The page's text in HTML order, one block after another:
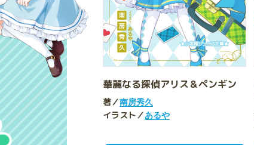
華麗なる探偵アリス＆ペンギン
著／南房秀久
イラスト／あるや